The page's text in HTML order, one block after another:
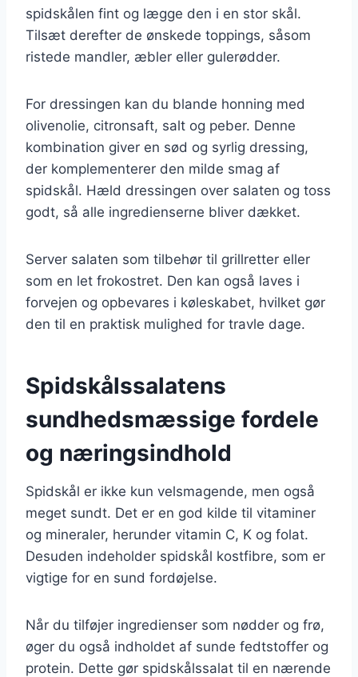
spidskålen fint og lægge den i en stor skål.
Tilsæt derefter de ønskede toppings, såsom
ristede mandler, æbler eller gulerødder.
For dressingen kan du blande honning med
olivenolie, citronsaft, salt og peber. Denne
kombination giver en sød og syrlig dressing,
der komplementerer den milde smag af
spidskål. Hæld dressingen over salaten og toss
godt, så alle ingredienserne bliver dækket.
Server salaten som tilbehør til grillretter eller
som en let frokostret. Den kan også laves i
forvejen og opbevares i køleskabet, hvilket gør
den til en praktisk mulighed for travle dage.
Spidskålssalatens
sundhedsmæssige fordele
og næringsindhold
Spidskål er ikke kun velsmagende, men også
meget sundt. Det er en god kilde til vitaminer
og mineraler, herunder vitamin C, K og folat.
Desuden indeholder spidskål kostfibre, som er
vigtige for en sund fordøjelse.
Når du tilføjer ingredienser som nødder og frø,
øger du også indholdet af sunde fedtstoffer og
protein. Dette gør spidskålssalat til en nærende